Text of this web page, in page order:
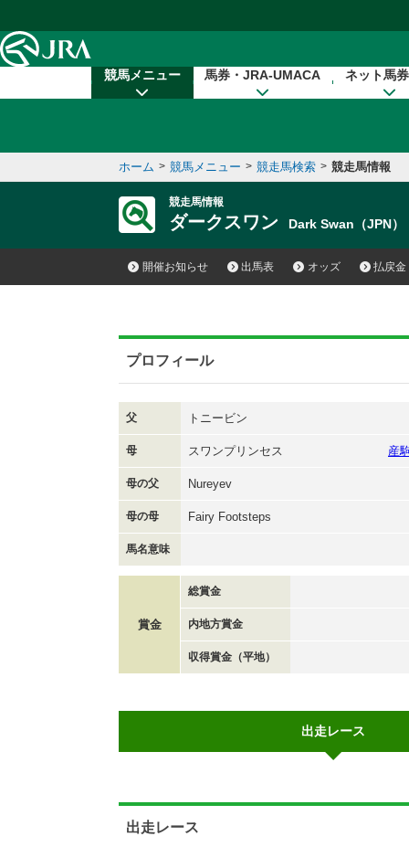
競馬メニュー 馬券・JRA-UMACA ネット馬
ホーム > 競馬メニュー > 競走馬検索 > 競走馬情報
競走馬情報
ダークスワン Dark Swan（JPN）
開催お知らせ 出馬表 オッズ 払戻金
プロフィール
父 トニービン
母 スワンプリンセス 産
母の父 Nureyev
母の母 Fairy Footsteps
馬名意味
賞金
総賞金
内地方賞金
収得賞金（平地）
出走レース
出走レース